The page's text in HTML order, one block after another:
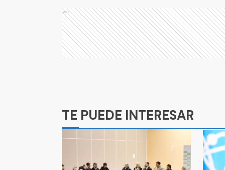
Ads
TE PUEDE INTERESAR